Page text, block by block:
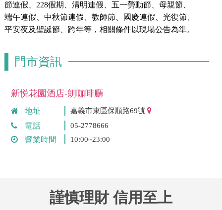
節連假、228假期、清明連假、五一勞動節、母親節、
端午連假、中秋節連假、教師節、國慶連假、光復節、
平安夜及聖誕節、跨年等，相關條件以現場公告為準。
門市資訊
新悦花園酒店-朗咖啡廳
地址 嘉義市東區保順路69號
電話 05-2778666
營業時間 10:00~23:00
謹慎理財 信用至上